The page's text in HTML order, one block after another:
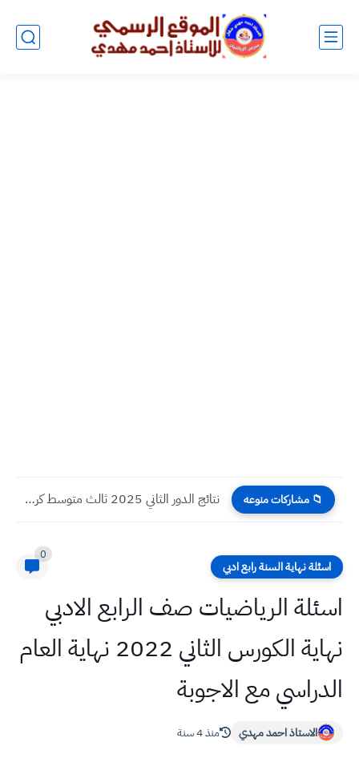
📁 مشاركات منوعه نتائج الدور الثاني 2025 ثالث متوسط كركوك
اسئلة نهاية السنة رابع ادبي
0
اسئلة الرياضيات صف الرابع الادبي
نهاية الكورس الثاني 2022 نهاية العام
الدراسي مع الاجوبة
الاستاذ احمد مهدي منذ 4 سنة